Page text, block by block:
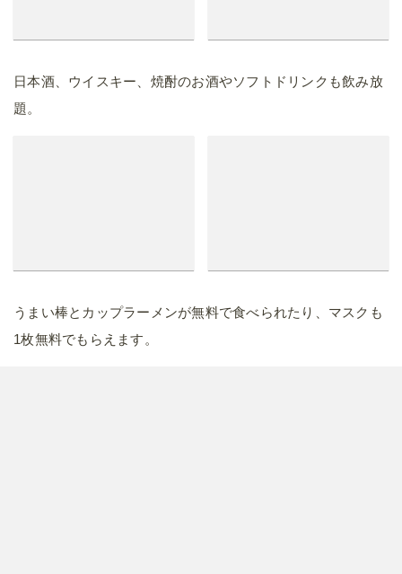
日本酒、ウイスキー、焼酎のお酒やソフトドリンクも飲み放
題。
うまい棒とカップラーメンが無料で食べられたり、マスクも
1枚無料でもらえます。